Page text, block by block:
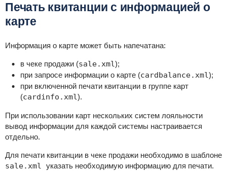
Печать квитанции с информацией о
карте
Информация о карте может быть напечатана:
в чеке продажи (sale.xml);
при запросе информации о карте (cardbalance.xml);
при включенной печати квитанции в группе карт
(cardinfo .xml).
При использовании карт нескольких систем лояльности
вывод информации для каждой системы настраивается
отдельно.
Для печати квитанции в чеке продажи необходимо в шаблоне
sale.xml указать необходимую информацию для печати.